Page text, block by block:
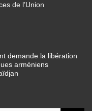
de l’Union
demande la libération
arméniens